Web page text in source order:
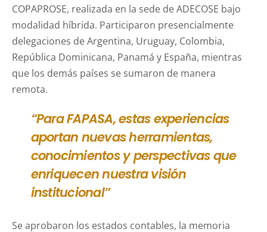
COPAPROSE, realizada en la sede de ADECOSE bajo
modalidad híbrida. Participaron presencialmente
delegaciones de Argentina, Uruguay, Colombia,
República Dominicana, Panamá y España, mientras
que los demás países se sumaron de manera
remota.
“Para FAPASA, estas experiencias
aportan nuevas herramientas,
conocimientos y perspectivas que
enriquecen nuestra visión
institucional”
Se aprobaron los estados contables, la memoria